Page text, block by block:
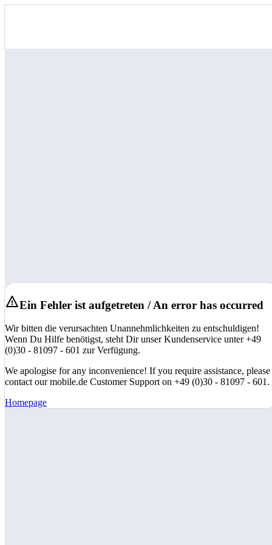
Ein Fehler ist aufgetreten / An error has occurred
Wir bitten die verursachten Unannehmlichkeiten zu entschuldigen!
Wenn Du Hilfe benötigst, steht Dir unser Kundenservice unter +49
(0)30 - 81097 - 601 zur Verfügung.
We apologise for any inconvenience! If you require assistance, please
contact our mobile.de Customer Support on +49 (0)30 - 81097 - 601.
Homepage